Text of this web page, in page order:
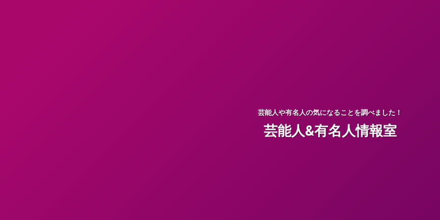
芸能人や有名人の気になることを調べました！
芸能人&有名人情報室